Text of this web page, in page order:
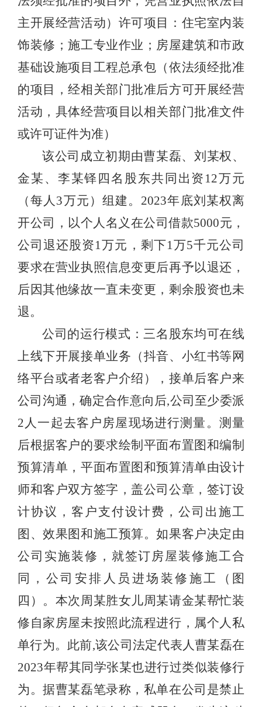
主开展经营活动）许可项目：住宅室内装
饰装修；施工专业作业；房屋建筑和市政
基础设施项目工程总承包（依法须经批准
的项目，经相关部门批准后方可开展经营
活动，具体经营项目以相关部门批准文件
或许可证件为准）
该公司成立初期由曹某磊、刘某权、
金某、李某铎四名股东共同出资12万元
（每人3万元）组建。2023年底刘某权离
开公司，以个人名义在公司借款5000元，
公司退还股资1万元，剩下1万5千元公司
要求在营业执照信息变更后再予以退还，
后因其他缘故一直未变更，剩余股资也未
退。
公司的运行模式：三名股东均可在线
上线下开展接单业务（抖音、小红书等网
络平台或者老客户介绍），接单后客户来
公司沟通，确定合作意向后,公司至少委派
2人一起去客户房屋现场进行测量。测量
后根据客户的要求绘制平面布置图和编制
预算清单，平面布置图和预算清单由设计
师和客户双方签字，盖公司公章，签订设
计协议，客户支付设计费，公司出施工
图、效果图和施工预算。如果客户决定由
公司实施装修，就签订房屋装修施工合
同，公司安排人员进场装修施工（图
四）。本次周某胜女儿周某请金某帮忙装
修自家房屋未按照此流程进行，属个人私
单行为。此前,该公司法定代表人曹某磊在
2023年帮其同学张某也进行过类似装修行
为。据曹某磊笔录称，私单在公司是禁止